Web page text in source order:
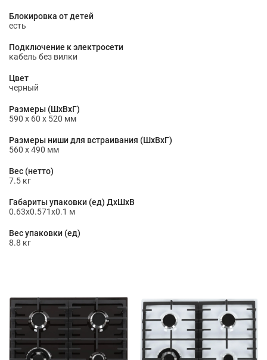
Блокировка от детей
есть
Подключение к электросети
кабель без вилки
Цвет
черный
Размеры (ШхВхГ)
590 х 60 х 520 мм
Размеры ниши для встраивания (ШхВxГ)
560 x 490 мм
Вес (нетто)
7.5 кг
Габариты упаковки (ед) ДхШхВ
0.63x0.571x0.1 м
Вес упаковки (ед)
8.8 кг